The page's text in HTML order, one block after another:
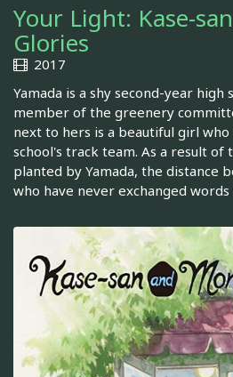
Your Light: Kase-
Glories
2017
Yamada is a shy second-year high
member of the greenery
next to hers is a beautiful girl
school's track team. As a result
planted by Yamada, the distance
who have never exchanged